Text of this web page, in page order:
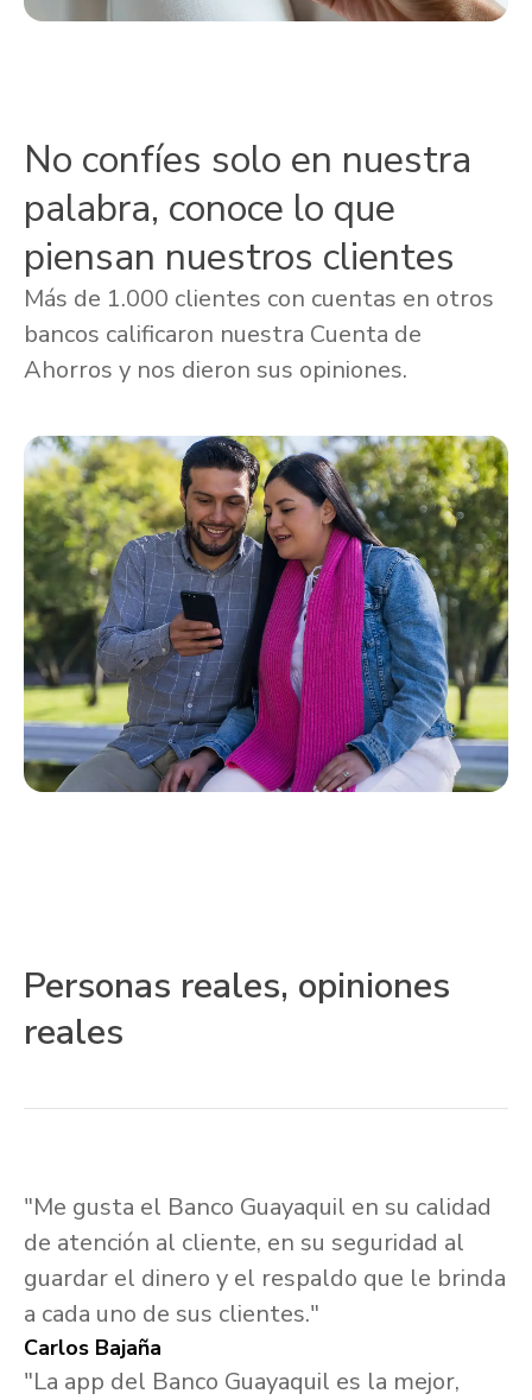
No confíes solo en nuestra
palabra, conoce lo que
piensan nuestros clientes
Más de 1.000 clientes con cuentas en otros
bancos calificaron nuestra Cuenta de
Ahorros y nos dieron sus opiniones.
Personas reales, opiniones
reales
"Me gusta el Banco Guayaquil en su calidad
de atención al cliente, en su seguridad al
guardar el dinero y el respaldo que le brinda
a cada uno de sus clientes."
Carlos Bajaña
"La app del Banco Guayaquil es la mejor,